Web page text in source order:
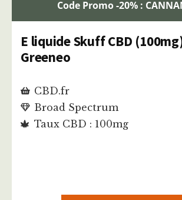
Code Promo -20% :
E liquide Skuff CBD
Greeneo
CBD.fr
Broad Spectrum
Taux CBD : 100mg